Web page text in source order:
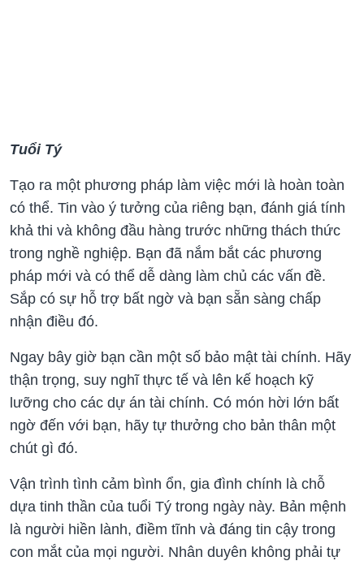
Tuổi Tý
Tạo ra một phương pháp làm việc mới là hoàn toàn
có thể. Tin vào ý tưởng của riêng bạn, đánh giá tính
khả thi và không đầu hàng trước những thách thức
trong nghề nghiệp. Bạn đã nắm bắt các phương
pháp mới và có thể dễ dàng làm chủ các vấn đề.
Sắp có sự hỗ trợ bất ngờ và bạn sẵn sàng chấp
nhận điều đó.
Ngay bây giờ bạn cần một số bảo mật tài chính. Hãy
thận trọng, suy nghĩ thực tế và lên kế hoạch kỹ
lưỡng cho các dự án tài chính. Có món hời lớn bất
ngờ đến với bạn, hãy tự thưởng cho bản thân một
chút gì đó.
Vận trình tình cảm bình ổn, gia đình chính là chỗ
dựa tinh thần của tuổi Tý trong ngày này. Bản mệnh
là người hiền lành, điềm tĩnh và đáng tin cậy trong
con mắt của mọi người. Nhân duyên không phải tự